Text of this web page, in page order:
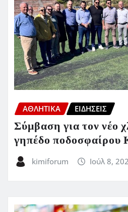
ΑΘΛΗΤΙΚΑ ΕΙΔΗΣΕΙΣ
Σύμβαση για τον νέο
γηπέδο ποδοσφαίρου
kimiforum Ιούλ 8,